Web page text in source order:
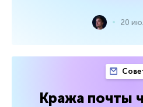
20
Кража почты